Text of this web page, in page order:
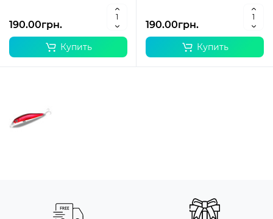
190.00грн.
Купить
190.00грн.
Купить